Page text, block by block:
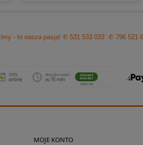
- to nasza pasja!✆ 531 533 033 ✆ 796 521
MOJE KONTO